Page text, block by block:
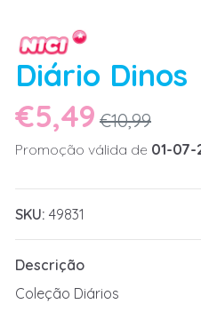
Diário Dinos
€5,49 €10,99
Promoção válida de 01-07-
SKU: 49831
Descrição
Coleção Diários